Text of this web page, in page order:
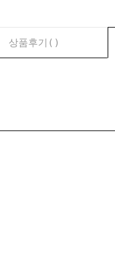
상품후기( )